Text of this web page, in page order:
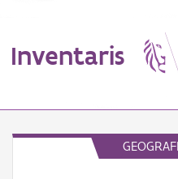
Inventaris